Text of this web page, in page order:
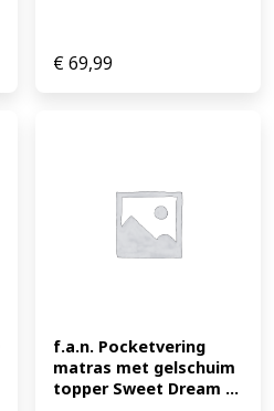
€69,99
f.a.n. Pocketvering
matras met gelschuim
topper Sweet Dream ...